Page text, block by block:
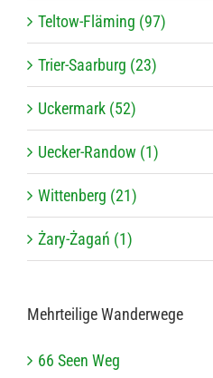
Teltow-Fläming (97)
Trier-Saarburg (23)
Uckermark (52)
Uecker-Randow (1)
Wittenberg (21)
Żary-Żagań (1)
Mehr­tei­lige Wanderwege
66 Seen Weg